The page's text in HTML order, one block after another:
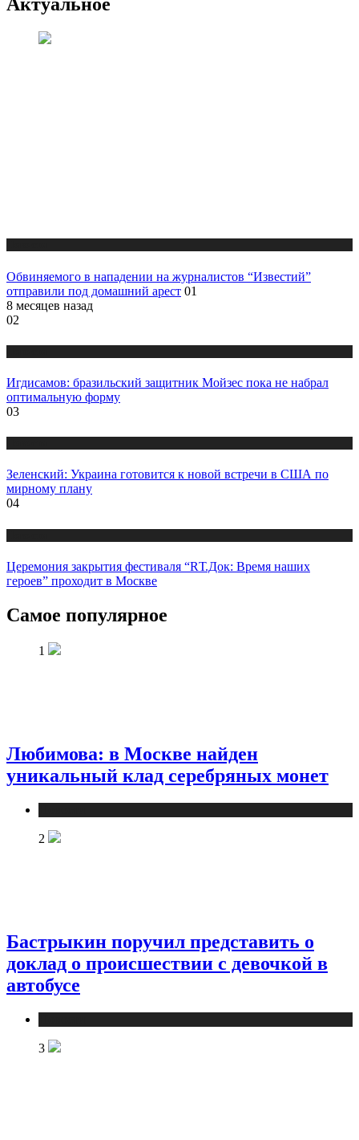
Актуальное
Обвиняемого в нападении на журналистов “Известий”
отправили под домашний арест 01
8 месяцев назад
02
Игдисамов: бразильский защитник Мойзес пока не набрал
оптимальную форму
03
Зеленский: Украина готовится к новой встречи в США по
мирному плану
04
Церемония закрытия фестиваля “RТ.Док: Время наших
героев” проходит в Москве
Самое популярное
1
Любимова: в Москве найден
уникальный клад серебряных монет
2
Бастрыкин поручил представить о
доклад о происшествии с девочкой в
автобусе
3